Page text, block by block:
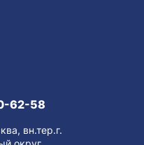
62-58
вн.тер.г.